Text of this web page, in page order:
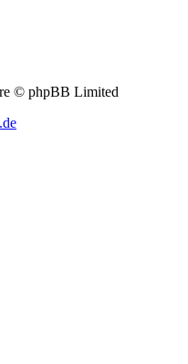
© phpBB Limited